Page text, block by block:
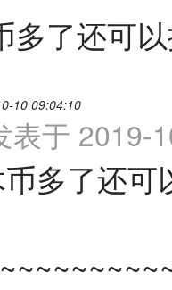
多了还可
10 09:04:10
表于 2019-
多了还可